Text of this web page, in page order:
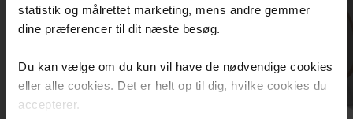
statistik og målrettet marketing, mens andre gemmer
dine præferencer til dit næste besøg.
Du kan vælge om du kun vil have de nødvendige cookies
eller alle cookies. Det er helt op til dig, hvilke cookies du
accepterer.